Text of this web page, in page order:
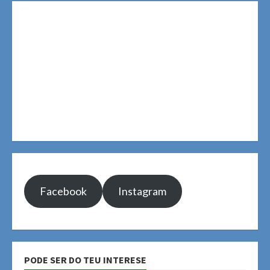
Facebook Instagram
PODE SER DO TEU INTERESE